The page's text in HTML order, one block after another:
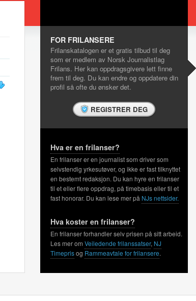
FOR FRILANSERE
Frilanskatalogen er et gratis tilbud til deg
som er medlem av Norsk Journalistlag
Frilans. Her kan oppdragsgivere lett finne
frem til deg. Du kan endre og oppdatere din
profil så ofte du ønsker det.
REGISTRER DEG
Hva er en frilanser?
En frilanser er en journalist som driver som
selvstendig yrkesutøver, og ikke er fast tilknyttet
en bestemt redaksjon. Du kan hyre en frilanser
til et eller flere oppdrag, på timebasis eller til et
fast honorar. Du kan lese mer på NJs nettsider.
Hva koster en frilanser?
En frilanser forhandler selv prisen på sitt arbeid.
Les mer om Veiledende frilanssatser, NJ
Timeprisog Rammeavtale for frilansere.